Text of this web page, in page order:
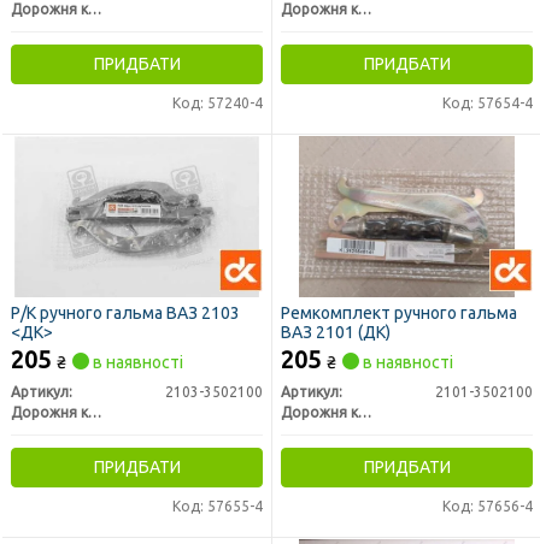
Дорожня карта
ПРИДБАТИ
Код: 57240-4
Дорожня карта
ПРИДБАТИ
Код: 57654-4
Р/К ручного гальма ВАЗ 2103
<ДК>
205 ₴ в наявності
Артикул:
2103-3502100
Дорожня карта
ПРИДБАТИ
Код: 57655-4
Ремкомплект ручного гальма
ВАЗ 2101 (ДК)
205 ₴ в наявності
Артикул:
2101-3502100
Дорожня карта
ПРИДБАТИ
Код: 57656-4